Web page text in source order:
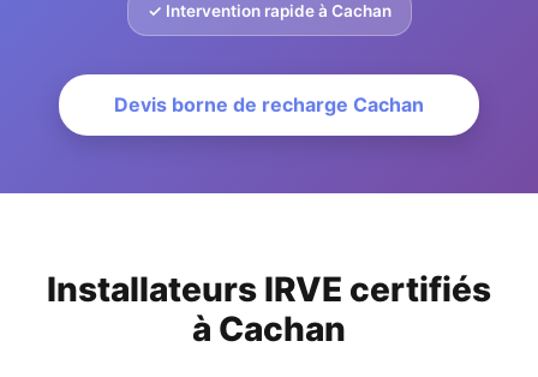
✓ Intervention rapide à Cachan
Devis borne de recharge Cachan
Installateurs IRVE certifiés
à Cachan